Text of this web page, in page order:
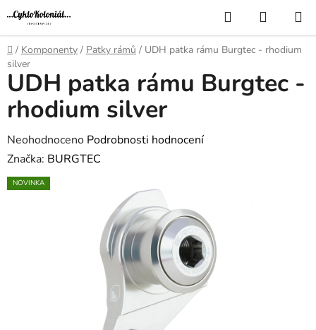
Přejít
na
obsah
Hledat
KOŠÍK
Domů
/ Komponenty / Patky rámů / UDH patka rámu Burgtec - rhodium
silver
UDH patka rámu Burgtec -
rhodium silver
Průměrné
hodnocení
produktu
Neohodnoceno Podrobnosti hodnocení
Značka: BURGTEC
NOVINKA